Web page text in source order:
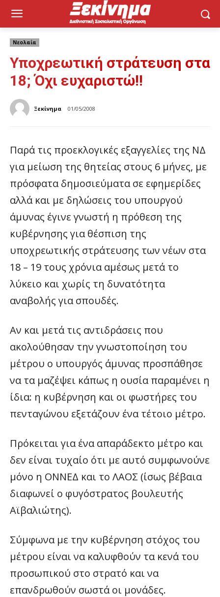
Νεολαία
Υποχρεωτική στράτευση στα
18; Όχι ευχαριστώ!!
Ξεκίνημα 01/05/2008
Παρά τις προεκλογικές εξαγγελίες της ΝΔ
για μείωση της θητείας στους 6 μήνες, με
πρόσφατα δημοσιεύματα σε εφημερίδες
αλλά και με δηλώσεις του υπουργού
άμυνας έγινε γνωστή η πρόθεση της
κυβέρνησης για θέσπιση της
υποχρεωτικής στράτευσης των νέων στα
18 – 19 τους χρόνια αμέσως μετά το
λύκειο και χωρίς τη δυνατότητα
αναβολής για σπουδές.
Αν και μετά τις αντιδράσεις που
ακολούθησαν την γνωστοποίηση του
μέτρου ο υπουργός άμυνας προσπάθησε
να τα μαζέψει κάπως η ουσία παραμένει η
ίδια: η κυβέρνηση και οι φωστήρες του
πενταγώνου εξετάζουν ένα τέτοιο μέτρο.
Πρόκειται για ένα απαράδεκτο μέτρο και
δεν είναι τυχαίο ότι με αυτό συμφωνούνε
μόνο η ΟΝΝΕΔ και το ΛΑΟΣ (ίσως βέβαια
διαφωνεί ο φυγόστρατος βουλευτής
Αϊβαλιώτης).
Σύμφωνα με την κυβέρνηση στόχος του
μέτρου είναι να καλυφθούν τα κενά του
προσωπικού στο στρατό και να
επανδρωθούν σωστά οι μονάδες.